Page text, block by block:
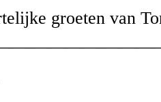
groeten van